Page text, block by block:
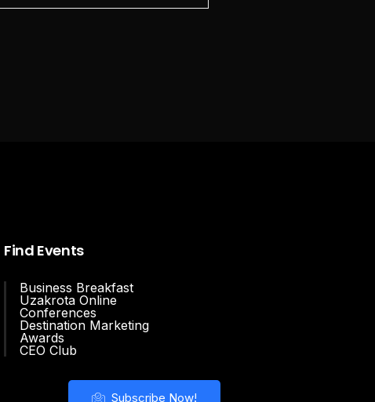
Find Events
Business Breakfast
Uzakrota Online
Conferences
Destination Marketing
Awards
CEO Club
Subscribe Now!